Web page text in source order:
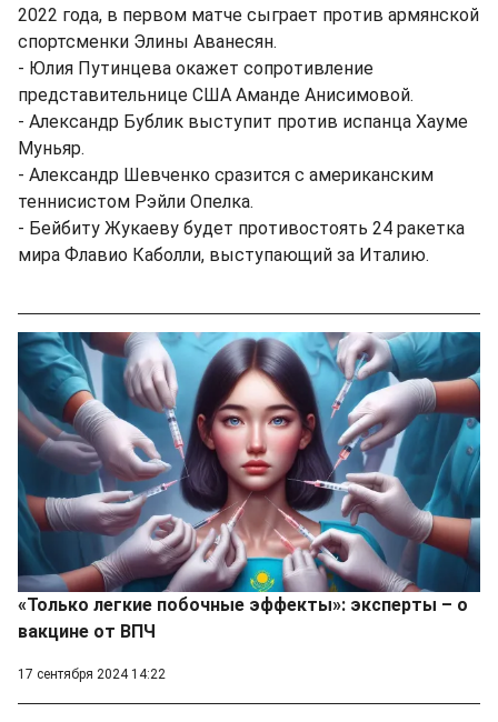
2022 года, в первом матче сыграет против армянской
спортсменки Элины Аванесян.
- Юлия Путинцева окажет сопротивление
представительнице США Аманде Анисимовой.
- Александр Бублик выступит против испанца Хауме
Муньяр.
- Александр Шевченко сразится с американским
теннисистом Рэйли Опелка.
- Бейбиту Жукаеву будет противостоять 24 ракетка
мира Флавио Каболли, выступающий за Италию.
«Только легкие побочные эффекты»: эксперты – о
вакцине от ВПЧ
17 сентября 2024 14:22